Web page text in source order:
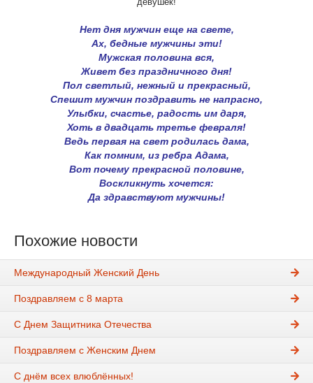
Нет дня мужчин еще на свете,
Ах, бедные мужчины эти!
Мужская половина вся,
Живет без праздничного дня!
Пол светлый, нежный и прекрасный,
Спешит мужчин поздравить не напрасно,
Улыбки, счастье, радость им даря,
Хоть в двадцать третье февраля!
Ведь первая на свет родилась дама,
Как помним, из ребра Адама,
Вот почему прекрасной половине,
Воскликнуть хочется:
Да здравствуют мужчины!
Похожие новости
Международный Женский День
Поздравляем с 8 марта
С Днем Защитника Отечества
Поздравляем с Женским Днем
С днём всех влюблённых!